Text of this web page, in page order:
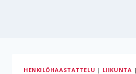
HENKILÖHAASTATTELU | LIIKUNTA |